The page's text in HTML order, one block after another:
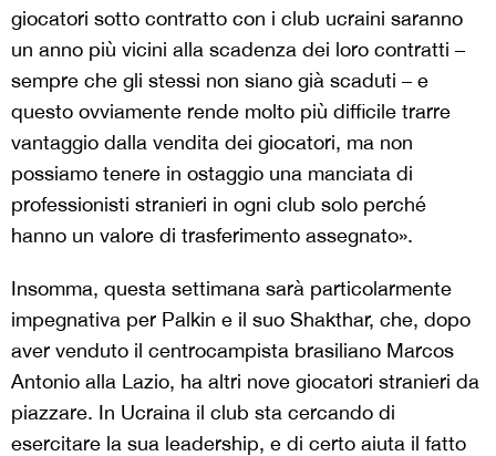
giocatori sotto contratto con i club ucraini saranno
un anno più vicini alla scadenza dei loro contratti –
sempre che gli stessi non siano già scaduti – e
questo ovviamente rende molto più difficile trarre
vantaggio dalla vendita dei giocatori, ma non
possiamo tenere in ostaggio una manciata di
professionisti stranieri in ogni club solo perché
hanno un valore di trasferimento assegnato».
Insomma, questa settimana sarà particolarmente
impegnativa per Palkin e il suo Shakthar, che, dopo
aver venduto il centrocampista brasiliano Marcos
Antonio alla Lazio, ha altri nove giocatori stranieri da
piazzare. In Ucraina il club sta cercando di
esercitare la sua leadership, e di certo aiuta il fatto